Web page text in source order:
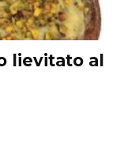
lievitato al